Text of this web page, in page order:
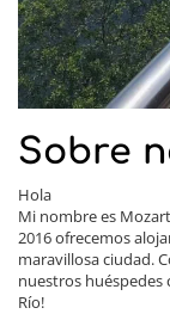
Sobre
Hola
Mi nombre es
2016 ofrecemos
maravillosa ciudad.
nuestros huéspedes
Río!